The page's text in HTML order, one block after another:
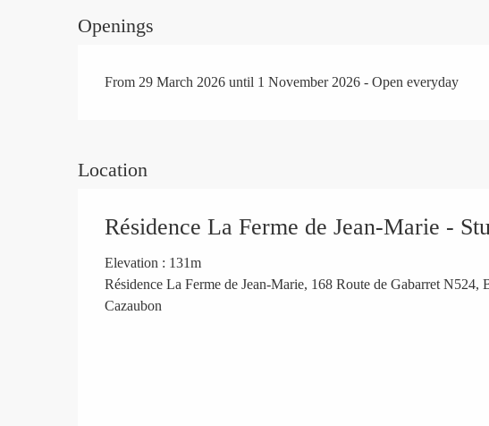
Openings
From 29 March 2026 until 1 November 2026 - Open everyday
Location
Résidence La Ferme de Jean-Marie -
Elevation : 131m
Résidence La Ferme de Jean-Marie, 168 Route de Gabarret N524,
Cazaubon